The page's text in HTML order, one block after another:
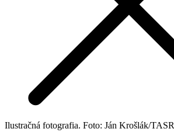
Ilustračná fotografia. Foto: Ján Krošlák/TASR